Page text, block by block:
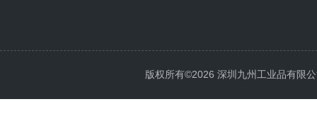
版权所有©2026 深圳九州工业品有限